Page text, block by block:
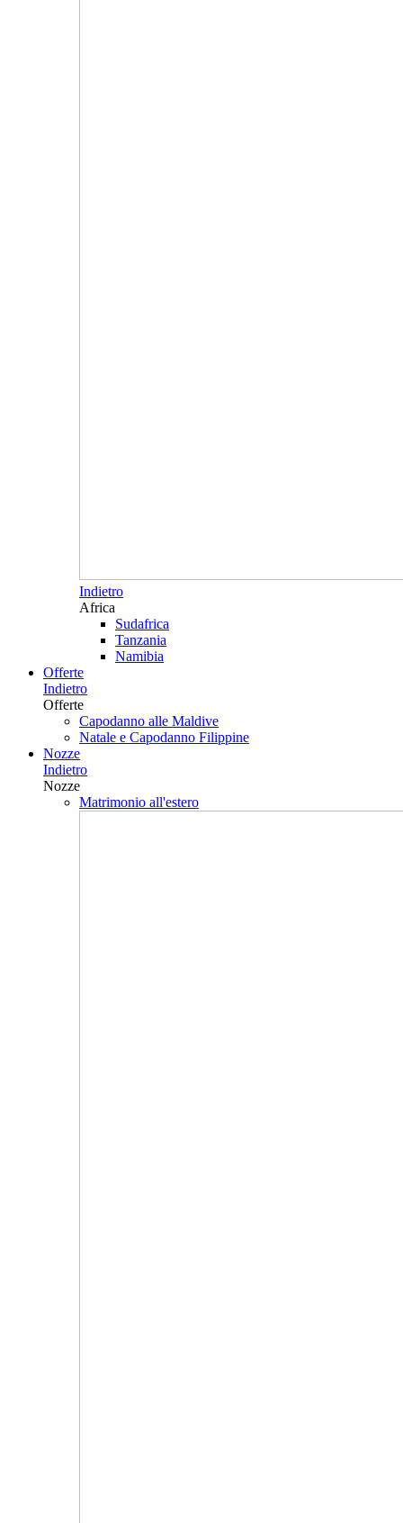
Indietro
Africa
Sudafrica
Tanzania
Namibia
Offerte
Indietro
Offerte
Capodanno alle Maldive
Natale e Capodanno Filippine
Nozze
Indietro
Nozze
Matrimonio all'estero